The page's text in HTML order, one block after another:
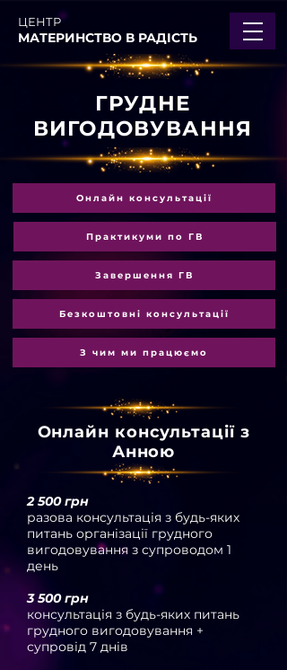
МАТЕРИНСТВО В РАДІСТЬ
ЦЕНТР
ГРУДНЕ
ВИГОДОВУВАННЯ
Онлайн консультації
Практикуми по ГВ
Завершення ГВ
Безкоштовні консультації
З чим ми працюємо
Онлайн консультації з
Анною
2 500 грн
разова консультація з будь-яких
питань організації грудного
вигодовування з супроводом 1
день
3 500 грн
консультація з будь-яких питань
грудного вигодовування +
супровід 7 днів